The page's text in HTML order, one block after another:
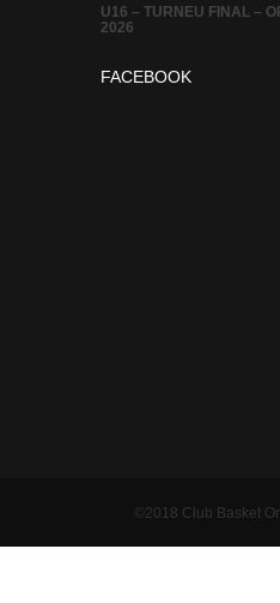
U16 – TURNEU FINAL –
2026
FACEBOOK
©2018 Club Basket